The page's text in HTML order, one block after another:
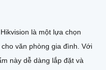
là một lựa chọn
văn phòng gia đình. Với
này dễ dàng lắp đặt và